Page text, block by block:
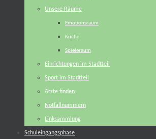
Unsere Räume
Emotionsraum
Küche
Spieleraum
Einrichtungen im Stadtteil
Sport im Stadtteil
Ärzte finden
Notfallnummern
Linksammlung
Schuleingangsphase